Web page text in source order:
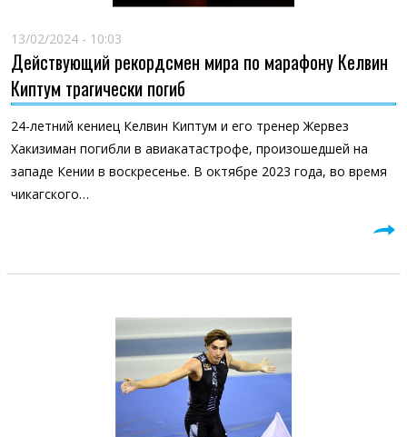
13/02/2024 - 10:03
Действующий рекордсмен мира по марафону Келвин
Киптум трагически погиб
24-летний кениец Келвин Киптум и его тренер Жервез
Хакизиман погибли в авиакатастрофе, произошедшей на
западе Кении в воскресенье. В октябре 2023 года, во время
чикагского…